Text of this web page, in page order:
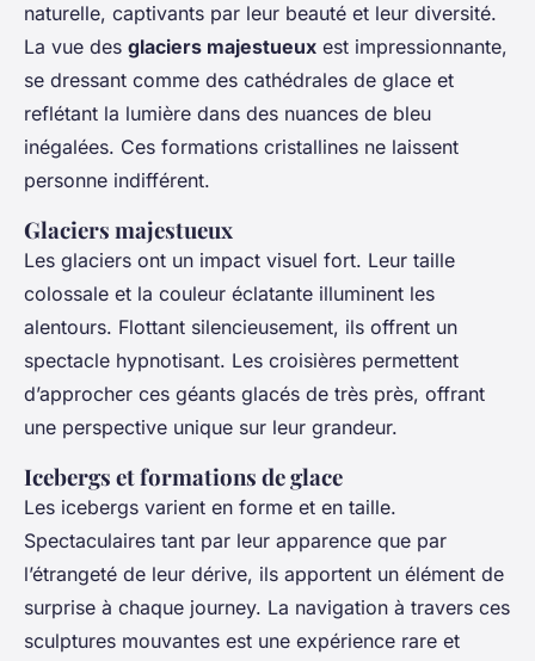
naturelle, captivants par leur beauté et leur diversité.
La vue des glaciers majestueux est impressionnante,
se dressant comme des cathédrales de glace et
reflétant la lumière dans des nuances de bleu
inégalées. Ces formations cristallines ne laissent
personne indifférent.
Glaciers majestueux
Les glaciers ont un impact visuel fort. Leur taille
colossale et la couleur éclatante illuminent les
alentours. Flottant silencieusement, ils offrent un
spectacle hypnotisant. Les croisières permettent
d’approcher ces géants glacés de très près, offrant
une perspective unique sur leur grandeur.
Icebergs et formations de glace
Les icebergs varient en forme et en taille.
Spectaculaires tant par leur apparence que par
l’étrangeté de leur dérive, ils apportent un élément de
surprise à chaque journey. La navigation à travers ces
sculptures mouvantes est une expérience rare et